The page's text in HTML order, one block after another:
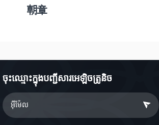
朝章
ចុះឈ្មោះ​ក្នុងបញ្ជីសារអេឡិចត្រូនិច